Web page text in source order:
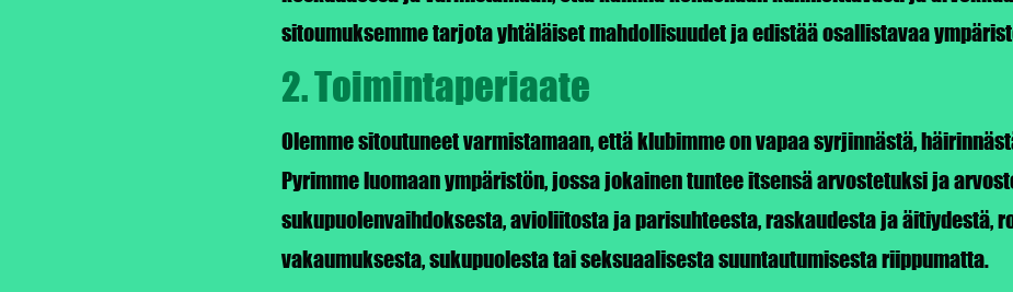
sitoumuksemme tarjota yhtäläiset mahdollisuudet ja edistää osallistavaa
2. Toimintaperiaate
Olemme sitoutuneet varmistamaan, että klubimme on vapaa syrjinnästä,
Pyrimme luomaan ympäristön, jossa jokainen tuntee itsensä arvostetuksi ja
sukupuolenvaihdoksesta, avioliitosta ja parisuhteesta, raskaudesta ja äitiydestä,
vakaumuksesta, sukupuolesta tai seksuaalisesta suuntautumisesta riippumatta.